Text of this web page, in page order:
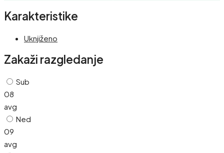
Karakteristike
Uknjiženo
Zakaži razgledanje
Sub
08
avg
Ned
09
avg